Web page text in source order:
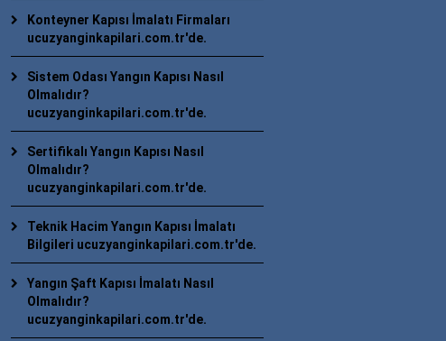
Konteyner Kapısı İmalatı Firmaları
ucuzyanginkapilari.com.tr'de.
Sistem Odası Yangın Kapısı Nasıl
Olmalıdır?
ucuzyanginkapilari.com.tr'de.
Sertifikalı Yangın Kapısı Nasıl
Olmalıdır?
ucuzyanginkapilari.com.tr'de.
Teknik Hacim Yangın Kapısı İmalatı
Bilgileri ucuzyanginkapilari.com.tr'de.
Yangın Şaft Kapısı İmalatı Nasıl
Olmalıdır?
ucuzyanginkapilari.com.tr'de.